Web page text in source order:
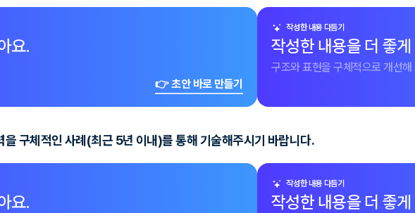
요.
👉 초안 바로 만들기
작성한 내용 다듬기
작성한 내용을 더 좋
구조와 표현을 구체적으로 개선해
구체적인 사례(최근 5년 이내)를 통해 기술해주시기 바랍니다.
요.
작성한 내용 다듬기
작성한 내용을 더 좋